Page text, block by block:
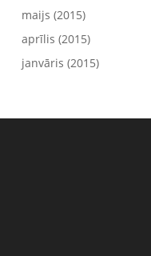
maijs (2015)
aprīlis (2015)
janvāris (2015)